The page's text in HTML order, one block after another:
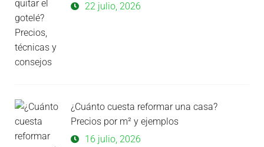
22 julio, 2026
¿Cuánto cuesta reformar una casa?
Precios por m² y ejemplos
16 julio, 2026